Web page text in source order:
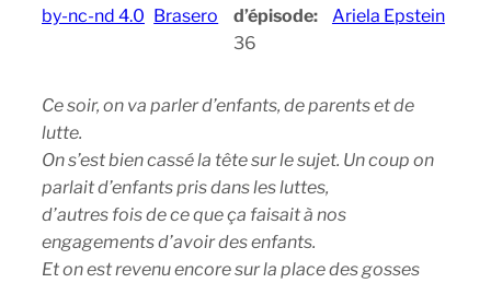
by-nc-nd 4.0 Brasero
d’épisode:
36
Ariela Epstein
Ce soir, on va parler d’enfants, de parents et de
lutte.
On s’est bien cassé la tête sur le sujet. Un coup on
parlait d’enfants pris dans les luttes,
d’autres fois de ce que ça faisait à nos
engagements d’avoir des enfants.
Et on est revenu encore sur la place des gosses